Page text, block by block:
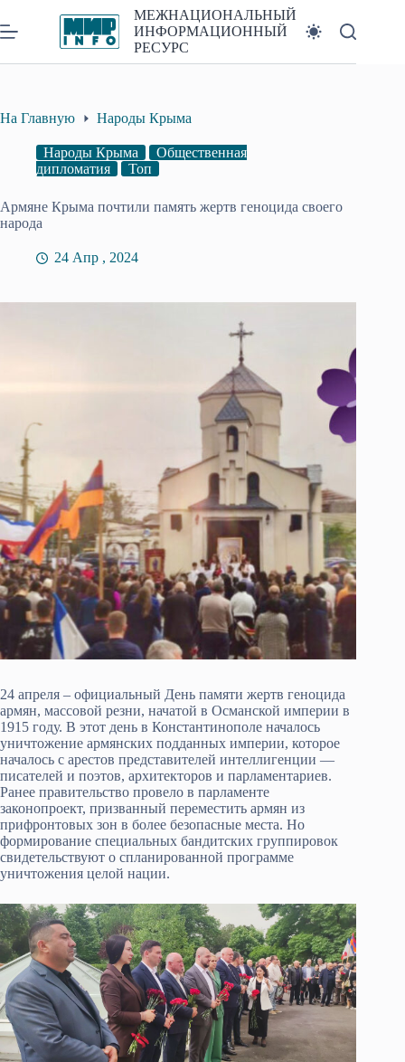
к
сути
МЕЖНАЦИОНАЛЬНЫЙ
ИНФОРМАЦИОННЫЙ
РЕСУРС
На Главную Народы Крыма
Народы Крыма
Общественная
дипломатия
Топ
Армяне Крыма почтили память жертв геноцида своего
народа
24 Апр , 2024
24 апреля – официальный День памяти жертв геноцида
армян, массовой резни, начатой в Османской империи в
1915 году. В этот день в Константинополе началось
уничтожение армянских подданных империи, которое
началось с арестов представителей интеллигенции —
писателей и поэтов, архитекторов и парламентариев.
Ранее правительство провело в парламенте
законопроект, призванный переместить армян из
прифронтовых зон в более безопасные места. Но
формирование специальных бандитских группировок
свидетельствуют о спланированной программе
уничтожения целой нации.